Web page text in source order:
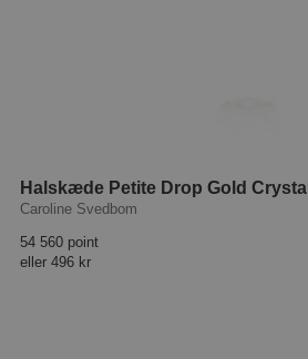
Halskæde Petite Drop Gold Crystal
Caroline Svedbom
54 560 point
eller 496 kr